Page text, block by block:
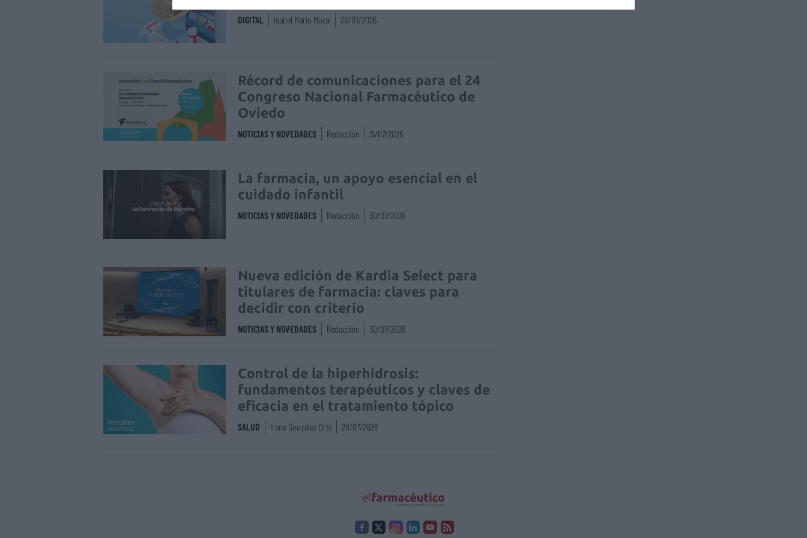
DIGITAL Isabel Marín Moral 28/07/2026
Récord de comunicaciones para el 24
Congreso Nacional Farmacéutico de
Oviedo
NOTICIAS Y NOVEDADES Redacción 31/07/2026
La farmacia, un apoyo esencial en el
cuidado infantil
NOTICIAS Y NOVEDADES Redacción 30/07/2026
Nueva edición de Kardia Select para
titulares de farmacia: claves para
decidir con criterio
NOTICIAS Y NOVEDADES Redacción 30/07/2026
Control de la hiperhidrosis:
fundamentos terapéuticos y claves de
eficacia en el tratamiento tópico
SALUD Irene González Orts 28/07/2026